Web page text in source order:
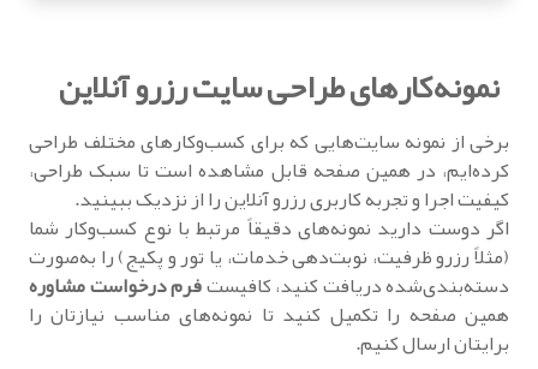
نمونه‌کارهای طراحی سایت رزرو آنلاین
برخی از نمونه سایت‌هایی که برای کسب‌وکارهای مختلف طراحی
کرده‌ایم، در همین صفحه قابل مشاهده است تا سبک طراحی،
کیفیت اجرا و تجربه کاربری رزرو آنلاین را از نزدیک ببینید.
اگر دوست دارید نمونه‌های دقیقاً مرتبط با نوع کسب‌وکار شما
(مثلاً رزرو ظرفیت، نوبت‌دهی خدمات، یا تور و پکیج) را به‌صورت
دسته‌بندی‌شده دریافت کنید، کافیستفرم درخواست مشاوره
همین صفحه را تکمیل کنید تا نمونه‌های مناسب نیازتان را
برایتان ارسال کنیم.